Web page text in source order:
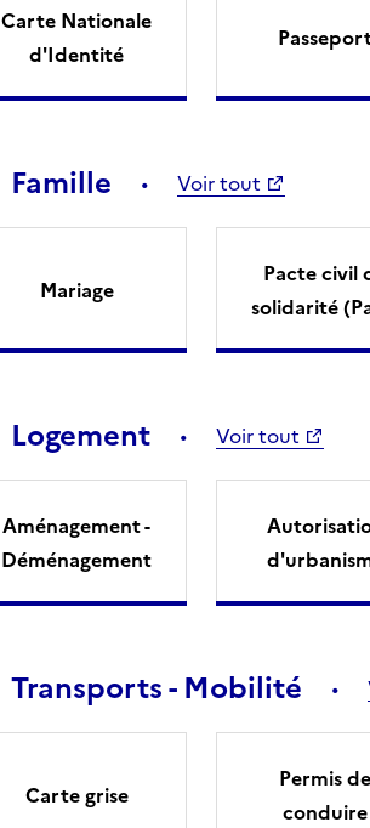
Carte Nationale
d'Identité
Famille Voir tout
Mariage
Pacte civil
solidarité
Logement Voir tout
Aménagement -
Déménagement
Transports - Mobilité
Carte grise
Permis de
conduire